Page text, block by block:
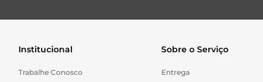
Institucional
Trabalhe Conosco
Sobre o Serviço
Entrega